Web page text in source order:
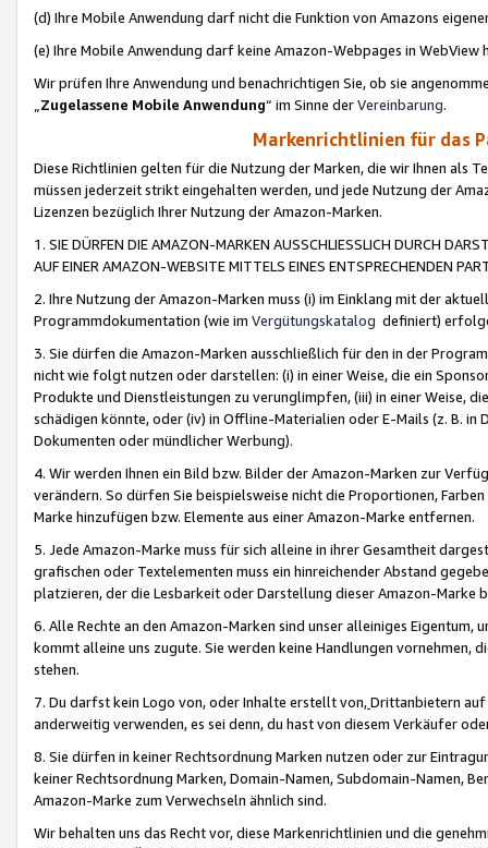
(d) Ihre Mobile Anwendung darf nicht die Funktion von Amazons
(e) Ihre Mobile Anwendung darf keine Amazon-Webpages in WebView
Wir prüfen Ihre Anwendung und benachrichtigen Sie, ob sie
„Zugelassene Mobile Anwendung“ im Sinne derVereinbarung.
Markenrichtlinien für das
Diese Richtlinien gelten für die Nutzung der Marken, die wir Ihnen als
müssen jederzeit strikt eingehalten werden, und jede Nutzung der
Lizenzen bezüglich Ihrer Nutzung der Amazon-Marken.
1. SIE DÜRFEN DIE AMAZON-MARKEN AUSSCHLIESSLICH DURCH
AUF EINER AMAZON-WEBSITE MITTELS EINES ENTSPRECHENDEN
2. Ihre Nutzung der Amazon-Marken muss (i) im Einklang mit der
Programmdokumentation (wie im Vergütungskatalog definiert)
3. Sie dürfen die Amazon-Marken ausschließlich für den in der
nicht wie folgt nutzen oder darstellen: (i) in einer Weise, die ein
Produkte und Dienstleistungen zu verunglimpfen, (iii) in einer Weise,
schädigen könnte, oder (iv) in Offline-Materialien oder E-Mails (z. B. in
Dokumenten oder mündlicher Werbung).
4. Wir werden Ihnen ein Bild bzw. Bilder der Amazon-Marken zur
verändern. So dürfen Sie beispielsweise nicht die Proportionen,
Marke hinzufügen bzw. Elemente aus einer Amazon-Marke entfernen.
5. Jede Amazon-Marke muss für sich alleine in ihrer Gesamtheit
grafischen oder Textelementen muss ein hinreichender Abstand
platzieren, der die Lesbarkeit oder Darstellung dieser Amazon-Marke
6. Alle Rechte an den Amazon-Marken sind unser alleiniges
kommt alleine uns zugute. Sie werden keine Handlungen vornehmen,
stehen.
7. Du darfst kein Logo von, oder Inhalte erstellt von,Drittanbietern auf
anderweitig verwenden, es sei denn, du hast von diesem Verkäufer
8. Sie dürfen in keiner Rechtsordnung Marken nutzen oder zur
keiner Rechtsordnung Marken, Domain-Namen, Subdomain-Namen,
Amazon-Marke zum Verwechseln ähnlich sind.
Wir behalten uns das Recht vor, diese Markenrichtlinien und die